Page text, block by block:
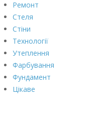
Ремонт
Стеля
Стіни
Технології
Утеплення
Фарбування
Фундамент
Цікаве